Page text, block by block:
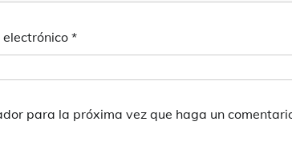
electrónico *
para la próxima vez que haga un